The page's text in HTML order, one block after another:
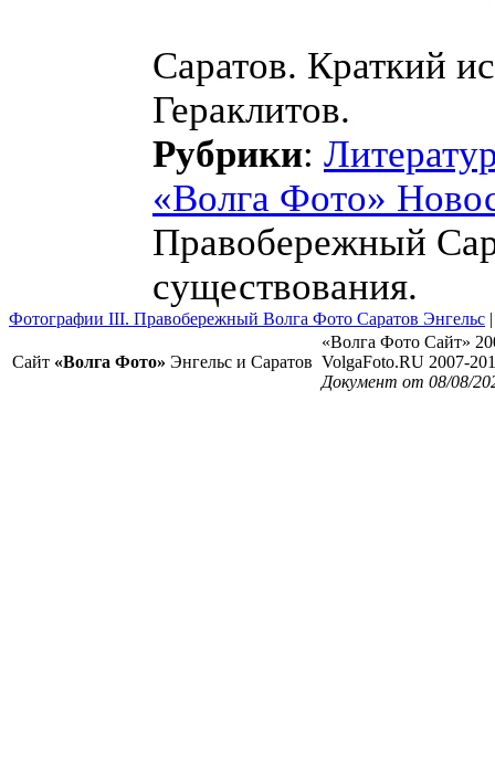
Саратов. Краткий
Гераклитов.
Рубрики:
«Волга Фото»
Правобережный
существования.
Фотографии III. Правобережный Волга Фото Саратов Энгельс
Сайт «Волга Фото» Энгельс и Саратов
«Волга Фото Сайт»
VolgaFoto.RU 2007-
Документ от 08/08/